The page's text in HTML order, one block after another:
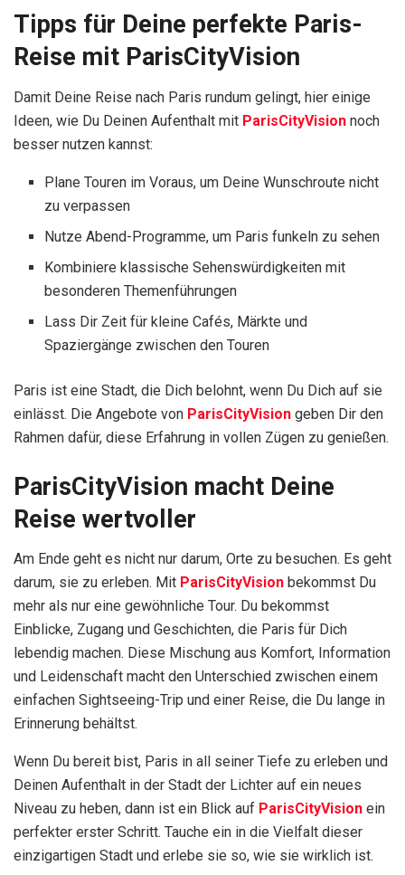
Tipps für Deine perfekte Paris-
Reise mit ParisCityVision
Damit Deine Reise nach Paris rundum gelingt, hier einige
Ideen, wie Du Deinen Aufenthalt mit ParisCityVision noch
besser nutzen kannst:
Plane Touren im Voraus, um Deine Wunschroute nicht
zu verpassen
Nutze Abend-Programme, um Paris funkeln zu sehen
Kombiniere klassische Sehenswürdigkeiten mit
besonderen Themenführungen
Lass Dir Zeit für kleine Cafés, Märkte und
Spaziergänge zwischen den Touren
Paris ist eine Stadt, die Dich belohnt, wenn Du Dich auf sie
einlässt. Die Angebote von ParisCityVision geben Dir den
Rahmen dafür, diese Erfahrung in vollen Zügen zu genießen.
ParisCityVision macht Deine
Reise wertvoller
Am Ende geht es nicht nur darum, Orte zu besuchen. Es geht
darum, sie zu erleben. Mit ParisCityVision bekommst Du
mehr als nur eine gewöhnliche Tour. Du bekommst
Einblicke, Zugang und Geschichten, die Paris für Dich
lebendig machen. Diese Mischung aus Komfort, Information
und Leidenschaft macht den Unterschied zwischen einem
einfachen Sightseeing-Trip und einer Reise, die Du lange in
Erinnerung behältst.
Wenn Du bereit bist, Paris in all seiner Tiefe zu erleben und
Deinen Aufenthalt in der Stadt der Lichter auf ein neues
Niveau zu heben, dann ist ein Blick auf ParisCityVision ein
perfekter erster Schritt. Tauche ein in die Vielfalt dieser
einzigartigen Stadt und erlebe sie so, wie sie wirklich ist.